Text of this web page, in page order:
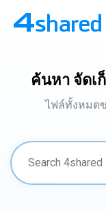
ค้นหา จัดเ
ไฟล์ทั้งหมด